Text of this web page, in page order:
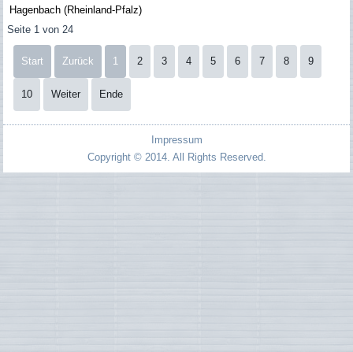
Hagenbach (Rheinland-Pfalz)
Seite 1 von 24
Start Zurück 1 2 3 4 5 6 7 8 9
10 Weiter Ende
Impressum
Copyright © 2014. All Rights Reserved.